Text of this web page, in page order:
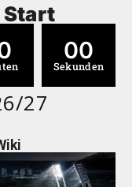
Start
00
Sekunden
27